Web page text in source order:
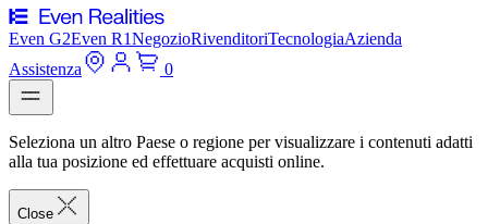
Even G2Even R1NegozioRivenditoriTecnologiaAzienda
Assistenza
0
Seleziona un altro Paese o regione per visualizzare i contenuti adatti
alla tua posizione ed effettuare acquisti online.
Close